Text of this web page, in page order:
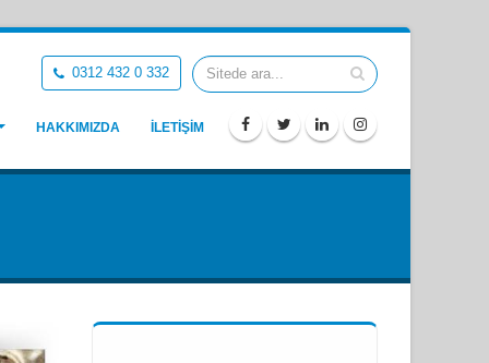
0312 432 0 332
HAKKIMIZDA İLETİŞİM